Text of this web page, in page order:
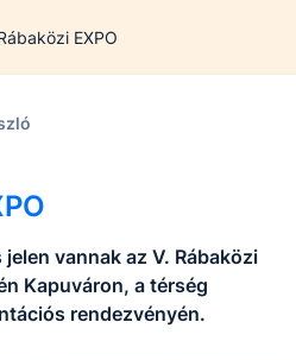
EXPO
vannak az V. Rábaközi
Kapuváron, a térség
rendezvényén.